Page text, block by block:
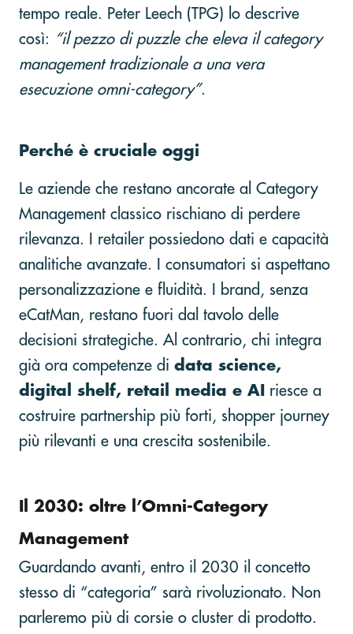
tempo reale. Peter Leech (TPG) lo descrive
così: “il pezzo di puzzle che eleva il category
management tradizionale a una vera
esecuzione omni-category”.
Perché è cruciale oggi
Le aziende che restano ancorate al Category
Management classico rischiano di perdere
rilevanza. I retailer possiedono dati e capacità
analitiche avanzate. I consumatori si aspettano
personalizzazione e fluidità. I brand, senza
eCatMan, restano fuori dal tavolo delle
decisioni strategiche. Al contrario, chi integra
già ora competenze di data science,
digital shelf, retail media e AI
riesce a
costruire partnership più forti, shopper journey
più rilevanti e una crescita sostenibile.
Il 2030: oltre l’Omni-Category
Management
Guardando avanti, entro il 2030 il concetto
stesso di “categoria” sarà rivoluzionato. Non
parleremo più di corsie o cluster di prodotto.